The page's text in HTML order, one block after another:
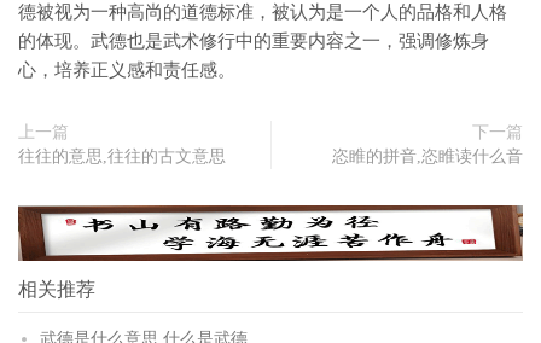
德被视为一种高尚的道德标准，被认为是一个人的品格和人格
的体现。武德也是武术修行中的重要内容之一，强调修炼身
心，培养正义感和责任感。
上一篇
往往的意思,往往的古文意思
下一篇
恣睢的拼音,恣睢读什么音
相关推荐
武德是什么意思,什么是武德